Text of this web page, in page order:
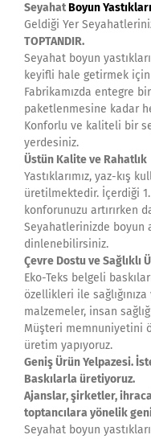
SeyahatBoyun Yastıkları
Geldiği Yer
TOPTANDIR.
Seyahat boyun
keyifli hale getirmek
Fabrikamızda entegre
paketlenmesine kadar
Konforlu ve kaliteli bir
yerdesiniz.
Üstün Kalite ve Rahatlık
Yastıklarımız, yaz-kış
üretilmektedir. İçerdiği
konforunuzu artırırken
Seyahatlerinizde boyun
dinlenebilirsiniz.
Çevre Dostu ve Sağlıklı
Eko-Teks belgeli
özellikleri ile
malzemeler, insan
Müşteri memnuniyetini
üretim yapıyoruz.
Geniş Ürün Yelpazesi.
Baskılarla üretiyoruz.
Ajanslar, şirketler,
toptancılara yönelik
Seyahat boyun